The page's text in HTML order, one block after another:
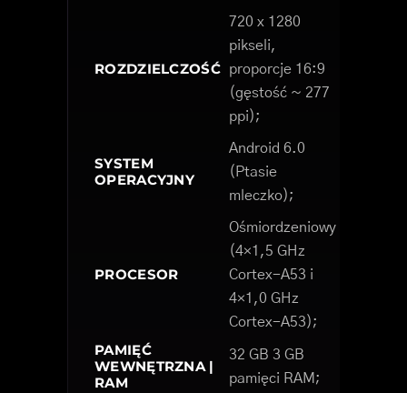
ROZDZIELCZOŚĆ
720 x 1280
pikseli,
proporcje 16:9
(gęstość ~ 277
ppi);
SYSTEM
OPERACYJNY
Android 6.0
(Ptasie
mleczko);
PROCESOR
Ośmiordzeniowy
(4×1,5 GHz
Cortex-A53 i
4×1,0 GHz
Cortex-A53);
PAMIĘĆ
WEWNĘTRZNA |
RAM
32 GB 3 GB
pamięci RAM;